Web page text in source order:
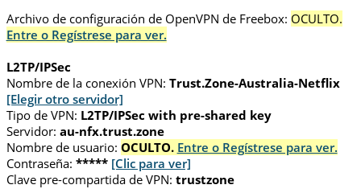
Archivo de configuración de OpenVPN de Freebox: OCULTO.
Entre o Regístrese para ver.
L2TP/IPSec
Nombre de la conexión VPN: Trust.Zone-Australia-Netflix
[Elegir otro servidor]
Tipo de VPN: L2TP/IPSec with pre-shared key
Servidor: au-nfx.trust.zone
Nombre de usuario: OCULTO. Entre o Regístrese para ver.
Contraseña: ***** [Clic para ver]
Clave pre-compartida de VPN: trustzone